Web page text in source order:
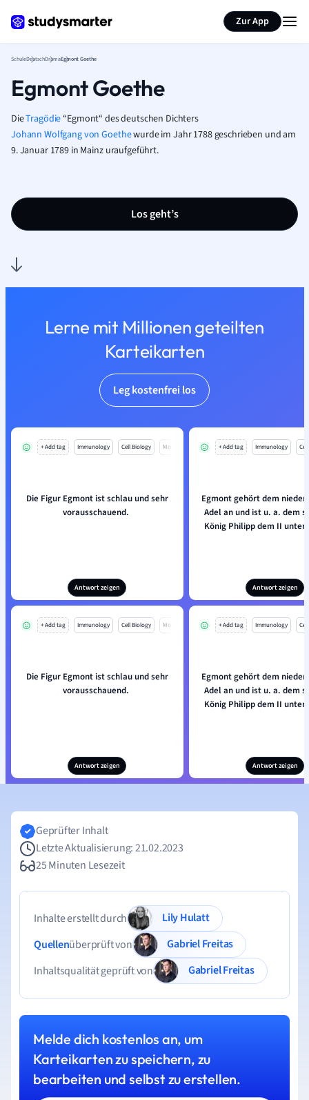
Zur App
SchuleDeutschDramaEgmont Goethe
Egmont Goethe
DieTragödie“Egmont“ des deutschen Dichters
Johann Wolfgang von Goethewurde im Jahr 1788 geschrieben und am
9. Januar 1789 in Mainz uraufgeführt.
Los geht’s
Lerne mit Millionen geteilten
Karteikarten
Leg kostenfrei los
+ Add tag Immunology Cell Biology Mo
Die Figur Egmont ist schlau und sehr
vorausschauend.
Antwort zeigen
+ Add tag Immunology
Egmont gehört dem
Adel an und ist u. a. dem
König Philipp dem II
Antwort zeigen
+ Add tag Immunology Cell Biology Mo
Die Figur Egmont ist schlau und sehr
vorausschauend.
Antwort zeigen
+ Add tag Immunology
Egmont gehört dem
Adel an und ist u. a. dem
König Philipp dem II
Antwort zeigen
Seite zusammenfassen
Geprüfter Inhalt
Letzte Aktualisierung: 21.02.2023
25 Minuten Lesezeit
Inhalte erstellt durch
Lily Hulatt
Quellenüberprüft von
Gabriel Freitas
Inhaltsqualität geprüft von
Gabriel Freitas
Melde dich kostenlos an, um
Karteikarten zu speichern, zu
bearbeiten und selbst zu erstellen.